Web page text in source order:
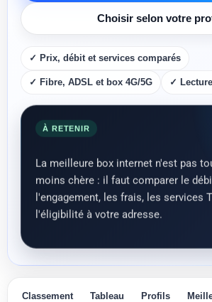
Choisir selon votre
✓ Prix, débit et services comparés
✓ Fibre, ADSL et box 4G/5G ✓
À RETENIR
La meilleure box internet n'est pas
moins chère : il faut comparer le
l'engagement, les frais, les services
l'éligibilité à votre adresse.
Classement Tableau Profils